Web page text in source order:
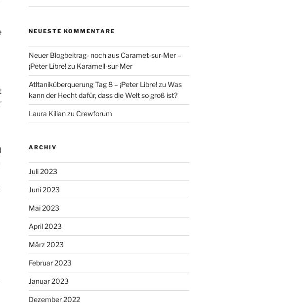
NEUESTE KOMMENTARE
Neuer Blogbeitrag- noch aus Caramet-sur-Mer –
¡Peter Libre!zu Karamell-sur-Mer
Atltaniküberquerung Tag 8 – ¡Peter Libre!zu Was
kann der Hecht dafür, dass die Welt so groß ist?
Laura Kilianzu Crewforum
ARCHIV
Juli 2023
Juni 2023
Mai 2023
April 2023
März 2023
Februar 2023
Januar 2023
Dezember 2022